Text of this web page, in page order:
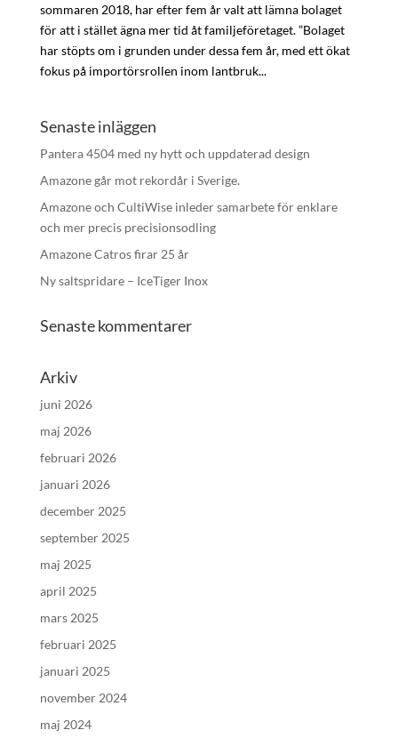
sommaren 2018, har efter fem år valt att lämna bolaget
för att i stället ägna mer tid åt familjeföretaget. ”Bolaget
har stöpts om i grunden under dessa fem år, med ett ökat
fokus på importörsrollen inom lantbruk...
Senaste inläggen
Pantera 4504 med ny hytt och uppdaterad design
Amazone går mot rekordår i Sverige.
Amazone och CultiWise inleder samarbete för enklare
och mer precis precisionsodling
Amazone Catros firar 25 år
Ny saltspridare – IceTiger Inox
Senaste kommentarer
Arkiv
juni 2026
maj 2026
februari 2026
januari 2026
december 2025
september 2025
maj 2025
april 2025
mars 2025
februari 2025
januari 2025
november 2024
maj 2024